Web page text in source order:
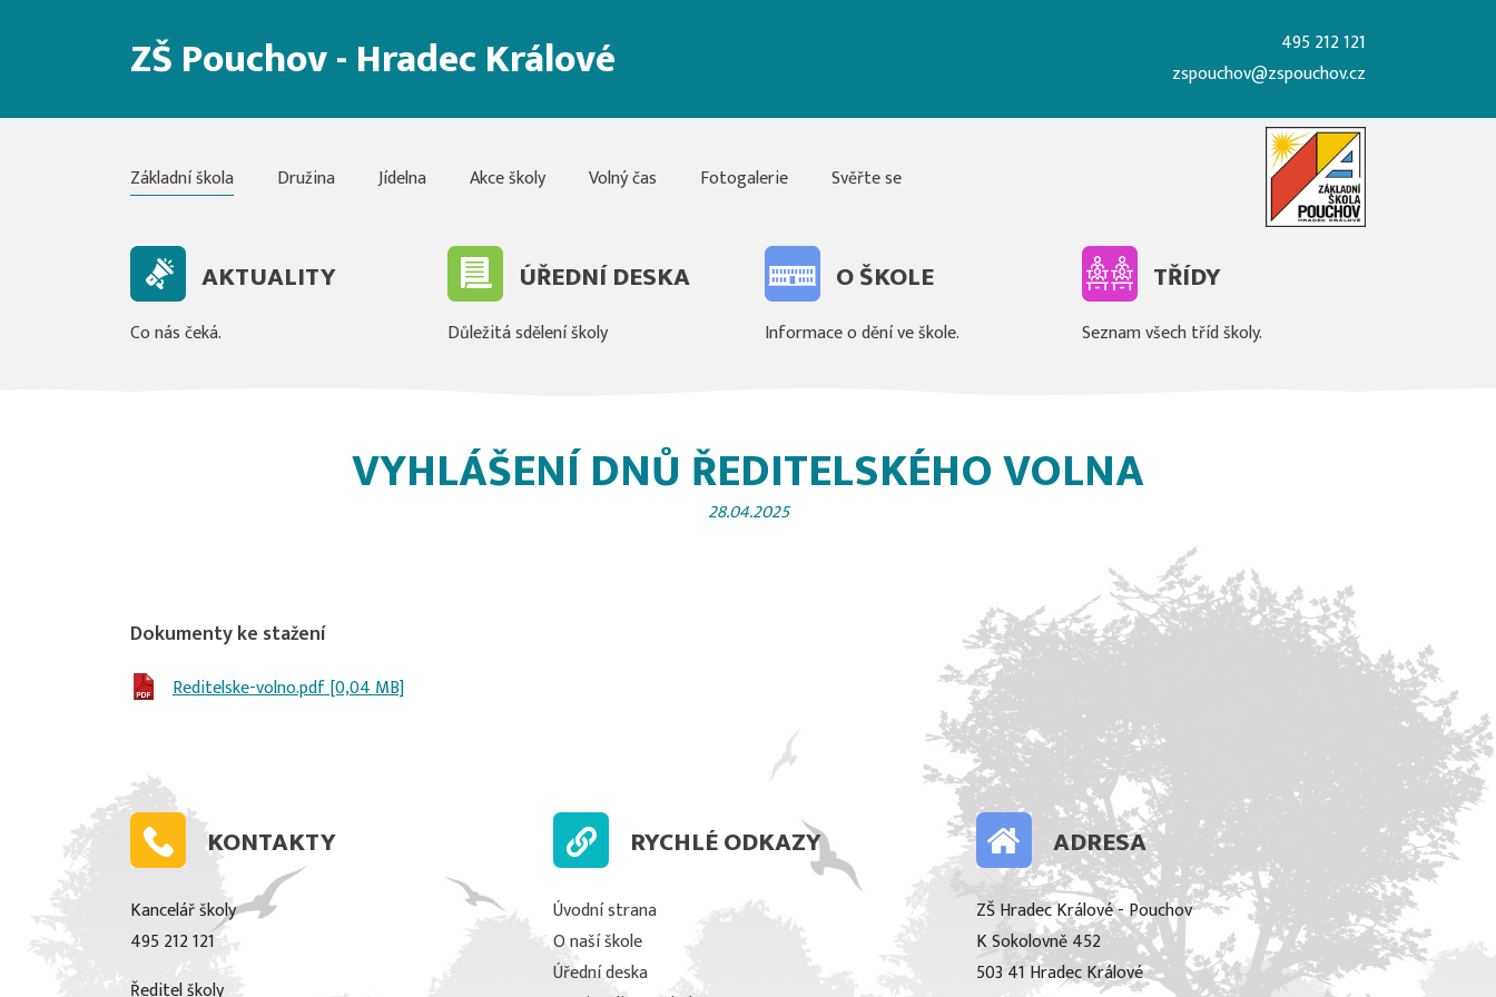
ZŠ Pouchov - Hradec Králové
495 212 121
zspouchov@zspouchov.cz
Základní škola Družina Jídelna Akce školy Volný čas Fotogalerie Svěřte se
AKTUALITY
Co nás čeká.
ÚŘEDNÍ DESKA
Důležitá sdělení školy
O ŠKOLE
Informace o dění ve škole.
TŘÍDY
Seznam všech tříd školy.
VYHLÁŠENÍ DNŮ ŘEDITELSKÉHO VOLNA
28.04.2025
Dokumenty ke stažení
Reditelske-volno.pdf [0,04 MB]
KONTAKTY
Kancelář školy
495 212 121
Ředitel školy
RYCHLÉ ODKAZY
Úvodní strana
O naší škole
Úřední deska
ADRESA
ZŠ Hradec Králové - Pouchov
K Sokolovně 452
503 41 Hradec Králové